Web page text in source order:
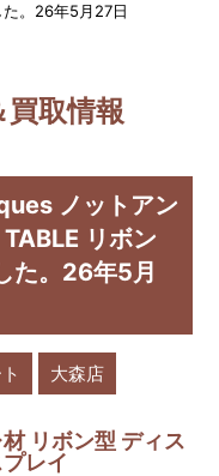
。26年5月27日
買取情報
ノットアン
リボン
た。26年5月
大森店
リボン型 ディス
レイ